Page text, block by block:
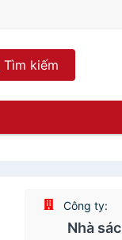
Tìm kiếm
Công ty:
Nhà